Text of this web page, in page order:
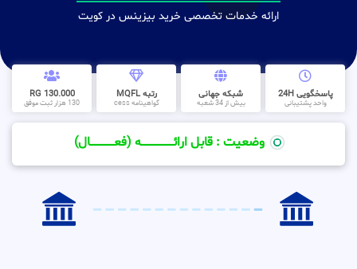
ارائه خدمات تخصصی خرید بیزینس در کویت
پاسخگویی 24H
واحد پشتیبانی
شبکه جهانی
بیش از 34 شعبه
رتبه MQFL
گواهینامه cess
130.000 RG
130 هزار ثبت موفق
وضعیت : قابل ارائــــــــــــــــــــه (فعـــــــــــــــال)